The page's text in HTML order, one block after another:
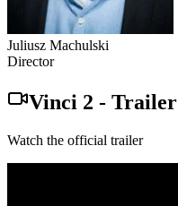
Juliusz Machulski
Director
Vinci 2 - Trailer
Watch the official trailer